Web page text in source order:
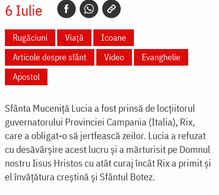
6 Iulie
Rugăciuni Viață
Icoane
Articole despre sfânt
Video
Evanghelie
Apostol
Sfânta Muceniță Lucia a fost prinsă de locțiitorul
guvernatorului Provinciei Campania (Italia), Rix,
care a obligat-o să jertfească zeilor. Lucia a refuzat
cu desăvârșire acest lucru și a mărturisit pe Domnul
nostru Iisus Hristos cu atât curaj încât Rix a primit și
el învățătura creștină și Sfântul Botez.